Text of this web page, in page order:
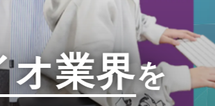
オ業界を